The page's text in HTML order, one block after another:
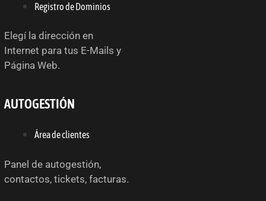
Registro de Dominios
Elegí la dirección en
Internet para tus E-Mails y
Página Web.
AUTOGESTIÓN
Área de clientes
Panel de autogestión,
contactos, tickets, facturas.